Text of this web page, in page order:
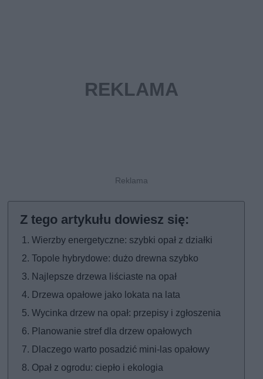
Wierzby energetyczne: szybki opał z działki
Topole hybrydowe: dużo drewna szybko
Najlepsze drzewa liściaste na opał
Drzewa opałowe jako lokata na lata
Wycinka drzew na opał: przepisy i zgłoszenia
Planowanie stref dla drzew opałowych
Dlaczego warto posadzić mini-las opałowy
Opał z ogrodu: ciepło i ekologia